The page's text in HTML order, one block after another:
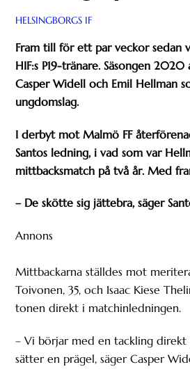
HELSINGBORGS IF
Fram till för ett par veckor sedan
HIF:s P19-tränare. Säsongen
Casper Widell och Emil Hellman
ungdomslag.
I derbyt mot Malmö FF
Santos ledning, i vad som var
mittbacksmatch på två år. Med
– De skötte sig jättebra, säger
Annons
Mittbackarna ställdes mot
Toivonen, 35, och Isaac Kiese
tonen direkt i matchinledningen.
– Vi börjar med en tackling direkt
sätter en prägel, säger Casper